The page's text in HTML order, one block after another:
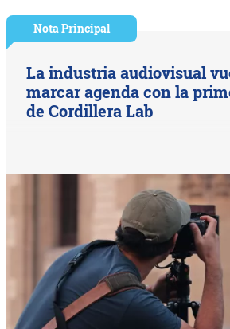
Nota Principal
La industria audiovisual
marcar agenda con la
de Cordillera Lab